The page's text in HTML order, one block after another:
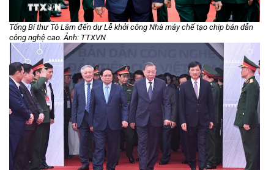
Công nghệ và Sản phẩm
Văn bản khác
Tổng Bí thư Tô Lâm đến dự Lễ khởi công Nhà máy chế tạo chip bán dẫn
công nghệ cao. Ảnh: TTXVN